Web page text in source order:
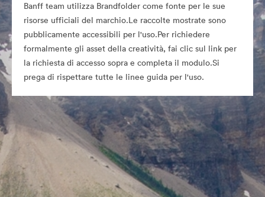
Banff team utilizza Brandfolder come fonte per le sue
risorse ufficiali del marchio.Le raccolte mostrate sono
pubblicamente accessibili per l'uso.Per richiedere
formalmente gli asset della creatività, fai clic sul link per
la richiesta di accesso sopra e completa il modulo.Si
prega di rispettare tutte le linee guida per l'uso.